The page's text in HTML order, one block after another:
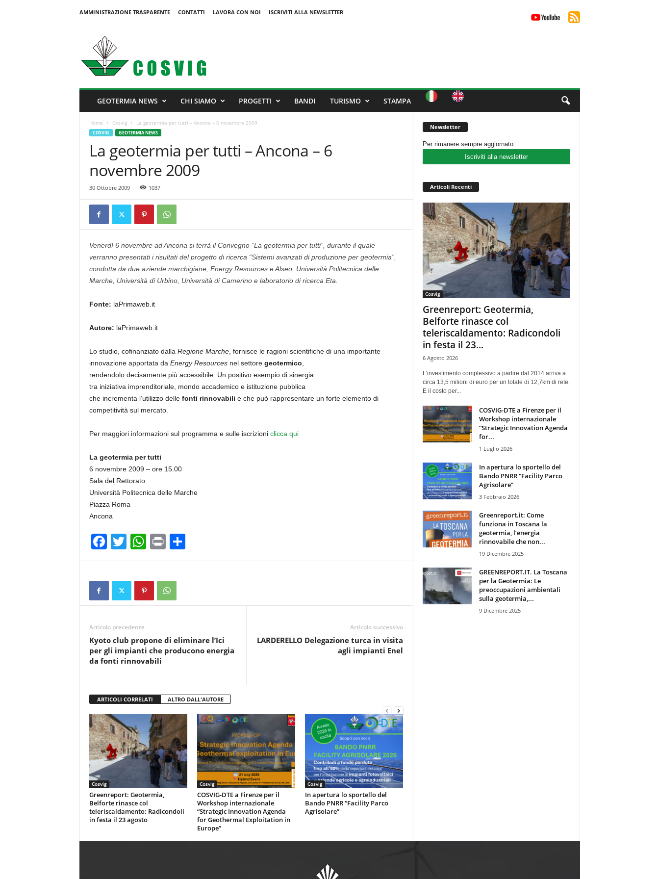
AMMINISTRAZIONE TRASPARENTE CONTATTI LAVORA CON NOI ISCRIVITI ALLA NEWSLETTER
GEOTERMIA NEWS CHI SIAMO PROGETTI BANDI TURISMO STAMPA
Home Cosvig La geotermia per tutti – Ancona – 6 novembre 2009
COSVIG GEOTERMIA NEWS
La geotermia per tutti – Ancona – 6
novembre 2009
30 Ottobre 2009 1037
Venerdì 6 novembre ad Ancona si terrà il Convegno “La geotermia per tutti”, durante il quale
verranno presentati i risultati del progetto di ricerca “Sistemi avanzati di produzione per geotermia”,
condotta da due aziende marchigiane, Energy Resources e Alseo, Università Politecnica delle
Marche, Università di Urbino, Università di Camerino e laboratorio di ricerca Eta.
Fonte: laPrimaweb.it
Autore: laPrimaweb.it
Lo studio, cofinanziato dalla Regione Marche, fornisce le ragioni scientifiche di una importante
innovazione apportata da Energy Resourcesnel settore geotermico
rendendolo decisamente più accessibile. Un positivo esempio di sinergia
tra iniziativa imprenditoriale, mondo accademico e istituzione pubblica
che incrementa l’utilizzo delle fonti rinnovabili e che può rappresentare un forte elemento di
competitività sul mercato.
Per maggiori informazioni sul programma e sulle iscrizioni clicca qui
La geotermia per tutti
6 novembre 2009 – ore 15.00
Sala del Rettorato
Università Politecnica delle Marche
Piazza Roma
Ancona
F
a
b
o
k
T
wi
W
h
s
A
p
Pr
in o
vi
Articolo precedente
Kyoto club propone di eliminare l’Ici
per gli impianti che producono energia
da fonti rinnovabili
Articolo successivo
LARDERELLO Delegazione turca in visita
agli impianti Enel
ARTICOLI CORRELATI ALTRO DALL'AUTORE
Cosvig
Greenreport: Geotermia,
Belforte rinasce col
teleriscaldamento: Radicondoli
in festa il 23 agosto
Cosvig
COSVIG-DTE a Firenze per il
Workshop internazionale
“Strategic Innovation Agenda
for Geothermal Exploitation in
Europe”
Cosvig
In apertura lo sportello del
Bando PNRR “Facility Parco
Agrisolare”
Newsletter
Per rimanere sempre aggiornato
Iscriviti alla newsletter
Articoli Recenti
Cosvig
Greenreport: Geotermia,
Belforte rinasce col
teleriscaldamento: Radicondoli
in festa il 23...
6 Agosto 2026
L’investimento complessivo a partire dal 2014 arriva a
circa 13,5 milioni di euro per un totale di 12,7km di rete.
E il costo per...
COSVIG-DTE a Firenze per il
Workshop internazionale
“Strategic Innovation Agenda
for...
1 Luglio 2026
In apertura lo sportello del
Bando PNRR “Facility Parco
Agrisolare”
3 Febbraio 2026
Greenreport.it: Come
funziona in Toscana la
geotermia, l’energia
rinnovabile che non...
19 Dicembre 2025
GREENREPORT.IT. La Toscana
per la Geotermia: Le
preoccupazioni ambientali
sulla geotermia,...
9 Dicembre 2025